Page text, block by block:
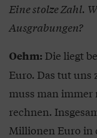
Eine stolze Zahl.
Ausgrabungen?
Oehm: Die liegt
Euro. Das tut uns
muss man
rechnen.
Millionen Euro in